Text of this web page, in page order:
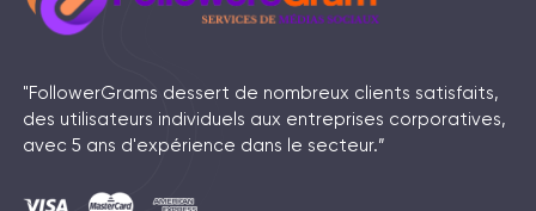
"FollowerGrams dessert de nombreux clients satisfaits,
des utilisateurs individuels aux entreprises corporatives,
avec 5 ans d'expérience dans le secteur.”